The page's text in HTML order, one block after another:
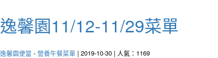
逸馨園11/12-11/29菜單
逸馨園便當 - 營養午餐菜單 | 2019-10-30 | 人氣：1169